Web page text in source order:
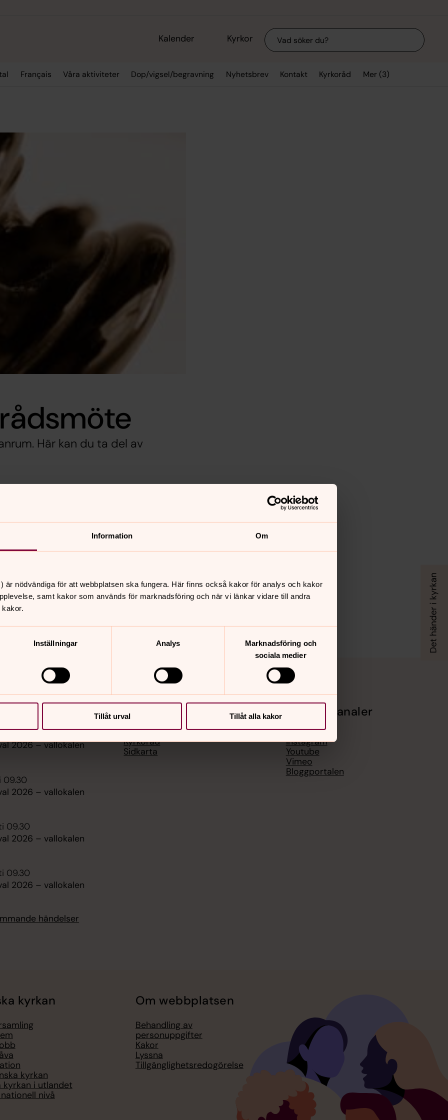
Information Om
är nödvändiga för att webbplatsen ska fungera. Här finns också kakor för analys och kakor
samt kakor som används för marknadsföring och när vi länkar vidare till andra
Inställningar Analys
Marknadsföring och
sociala medier
Tillåt urval Tillåt alla kakor
Kalender Kyrkor Sök
Français Våra aktiviteter Dop/vigsel/begravning Nyhetsbrev Kontakt Kyrkoråd Mer (3)
Här kan du ta del av
från kyrkorådets möten
09.30
2026 – vallokalen
09.30
2026 – vallokalen
09.30
2026 – vallokalen
09.30
2026 – vallokalen
händelser
Hitta snabbt
Kontakt & personal
Kyrkoråd
Sidkarta
Sociala kanaler
Facebook
Instagram
Youtube
Vimeo
Bloggportalen
kyrkan
kyrkan
kyrkan i utlandet
nivå
Om webbplatsen
Behandling av
personuppgifter
Kakor
Lyssna
Tillgänglighetsredogörelse